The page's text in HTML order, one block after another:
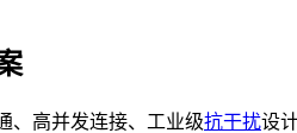
、高并发连接、工业级抗干扰设